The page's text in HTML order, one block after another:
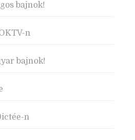
bajnok!
n
bajnok!
n